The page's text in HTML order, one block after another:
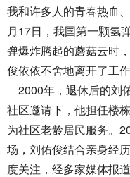
我和许多人的青春热血
月17日，我国第一颗氢
弹爆炸腾起的蘑菇云时
俊依依不舍地离开了工
2000年，退休后的刘
社区邀请下，他担任楼
为社区老龄居民服务。
场，刘佑俊结合亲身经
度关注，经多家媒体报